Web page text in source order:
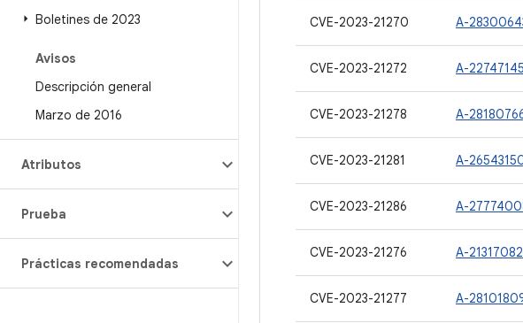
Boletines de 2023
Avisos
Descripción general
Marzo de 2016
Atributos
Prueba
Prácticas recomendadas
CVE-2023-21270 A-
CVE-2023-21272 A-
CVE-2023-21278 A-
CVE-2023-21281 A-
CVE-2023-21286 A-
CVE-2023-21276 A-
CVE-2023-21277 A-